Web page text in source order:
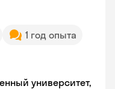
1 год опыта
университет,